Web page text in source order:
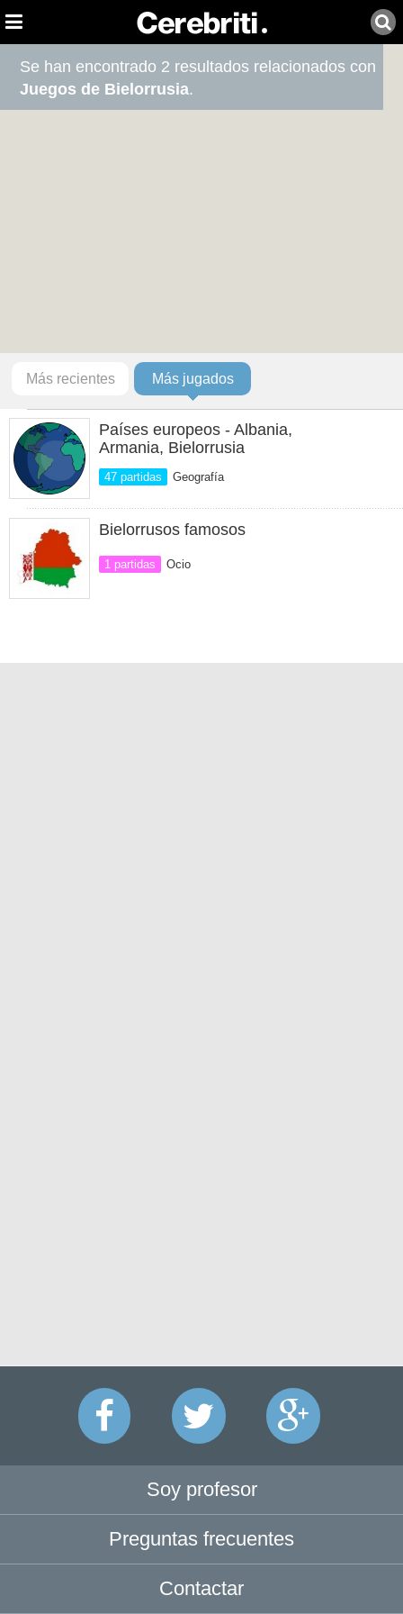
Se han encontrado 2 resultados relacionados con
Juegos de Bielorrusia.
Más recientes Más jugados
Países europeos - Albania,
Armania, Bielorrusia
47 partidas Geografía
Bielorrusos famosos
1 partidas Ocio
Soy profesor
Preguntas frecuentes
Contactar